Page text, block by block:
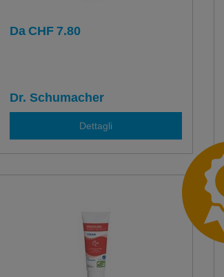
Da CHF 7.80
Dr. Schumacher
Dettagli